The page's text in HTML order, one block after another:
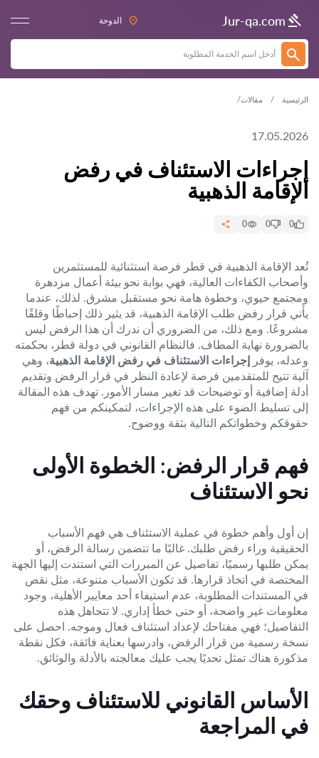
Jur-qa.com الدوحة
الرئيسية مقالات
17.05.2026
إجراءات الاستئناف في رفض
الإقامة الذهبية
0
0
0
تُعد الإقامة الذهبية في قطر فرصة استثنائية للمستثمرين
وأصحاب الكفاءات العالية، فهي بوابة نحو بيئة أعمال مزدهرة
ومجتمع حيوي، وخطوة هامة نحو مستقبل مشرق. لذلك، عندما
يأتي قرار رفض طلب الإقامة الذهبية، قد يثير ذلك إحباطًا وقلقًا
مشروعًا. ومع ذلك، من الضروري أن ندرك أن هذا الرفض ليس
بالضرورة نهاية المطاف. فالنظام القانوني في دولة قطر، بحكمته
وعدله، يوفر إجراءات الاستئناف في رفض الإقامة الذهبية، وهي
آلية تتيح للمتقدمين فرصة لإعادة النظر في قرار الرفض وتقديم
أدلة إضافية أو توضيحات قد تغير مسار الأمور. تهدف هذه المقالة
إلى تسليط الضوء على هذه الإجراءات، لتمكينكم من فهم
حقوقكم وخطواتكم التالية بثقة ووضوح.
فهم قرار الرفض: الخطوة الأولى
نحو الاستئناف
إن أول وأهم خطوة في عملية الاستئناف هي فهم الأسباب
الحقيقية وراء رفض طلبك. غالبًا ما تتضمن رسالة الرفض، أو
يمكن طلبها رسميًا، تفاصيل عن المبررات التي استندت إليها الجهة
المختصة في اتخاذ قرارها. قد تكون الأسباب متنوعة، مثل نقص
في المستندات المطلوبة، عدم استيفاء أحد معايير الأهلية، وجود
معلومات غير واضحة، أو حتى خطأ إداري. لا تتجاهل هذه
التفاصيل؛ فهي مفتاحك لإعداد استئناف فعال وموجه. احصل على
نسخة رسمية من قرار الرفض، وادرسها بعناية فائقة، فكل نقطة
مذكورة هناك تمثل تحديًا يجب عليك معالجته بالأدلة والوثائق.
الأساس القانوني للاستئناف وحقك
في المراجعة